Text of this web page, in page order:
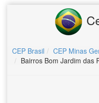
CEP Brasil
CEP Minas
Bairros Bom Jardim das